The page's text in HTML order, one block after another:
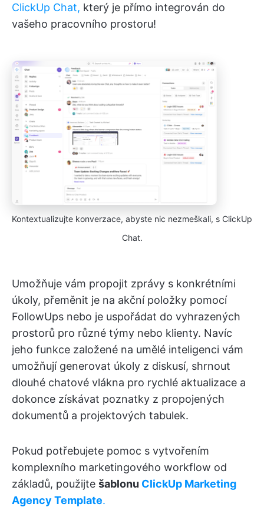
ClickUp Chat, který je přímo integrován do
vašeho pracovního prostoru!
Kontextualizujte konverzace, abyste nic nezmeškali, s ClickUp
Chat.
Umožňuje vám propojit zprávy s konkrétními
úkoly, přeměnit je na akční položky pomocí
FollowUps nebo je uspořádat do vyhrazených
prostorů pro různé týmy nebo klienty. Navíc
jeho funkce založené na umělé inteligenci vám
umožňují generovat úkoly z diskusí, shrnout
dlouhé chatové vlákna pro rychlé aktualizace a
dokonce získávat poznatky z propojených
dokumentů a projektových tabulek.
Pokud potřebujete pomoc s vytvořením
komplexního marketingového workflow od
základů, použijte šablonu ClickUp Marketing
Agency Template.